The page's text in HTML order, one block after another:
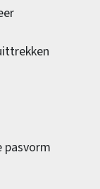
pasvorm